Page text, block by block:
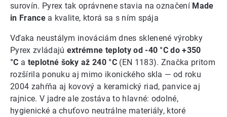
surovín. Pyrex tak oprávnene stavia na označení Made
in France a kvalite, ktorá sa s ním spája
Vďaka neustálym inováciám dnes sklenené výrobky
Pyrex zvládajú extrémne teploty od -40 °C do +350
°C a teplotné šoky až 240 °C (EN 1183). Značka pritom
rozšírila ponuku aj mimo ikonického skla — od roku
2004 zahŕňa aj kovový a keramický riad, panvice aj
rajnice. V jadre ale zostáva to hlavné: odolné,
hygienické a chuťovo neutrálne materiály, ktoré